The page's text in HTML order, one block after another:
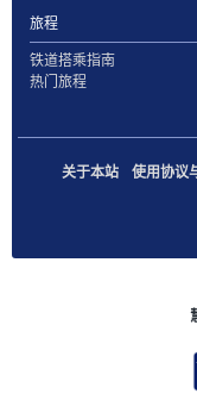
旅程
铁道搭乘指南
热门旅程
关于本站 使用协议